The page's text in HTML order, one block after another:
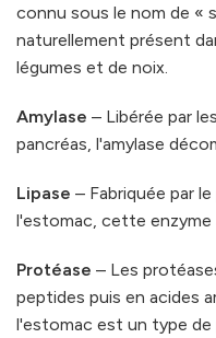
connu sous le nom de «
naturellement présent
légumes et de noix.
Amylase – Libérée par
pancréas, l'amylase
Lipase – Fabriquée par
l'estomac, cette enzyme
Protéase – Les
peptides puis en acides
l'estomac est un type de